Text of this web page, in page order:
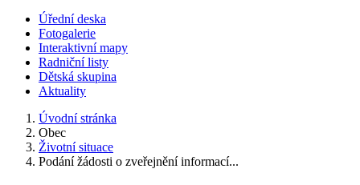
Úřední deska
Fotogalerie
Interaktivní mapy
Radniční listy
Dětská skupina
Aktuality
Úvodní stránka
Obec
Životní situace
Podání žádosti o zveřejnění informací...